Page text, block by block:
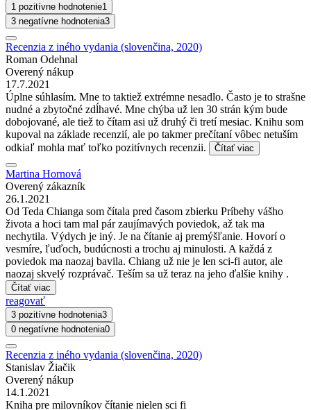
1 pozitívne hodnotenie1
3 negatívne hodnotenia3
Recenzia z iného vydania (slovenčina, 2020)
Roman Odehnal
Overený nákup
17.7.2021
Úplne súhlasím. Mne to taktiež extrémne nesadlo. Často je to strašne
nudné a zbytočné zdĺhavé. Mne chýba už len 30 strán kým bude
dobojované, ale tiež to čítam asi už druhý či tretí mesiac. Knihu som
kupoval na základe recenzií, ale po takmer prečítaní vôbec netuším
odkiaľ mohla mať toľko pozitívnych recenzii.
Čítať viac
Martina Hornová
Overený zákazník
26.1.2021
Od Teda Chianga som čítala pred časom zbierku Príbehy vášho
života a hoci tam mal pár zaujímavých poviedok, až tak ma
nechytila. Výdych je iný. Je na čítanie aj premýšľanie. Hovorí o
vesmíre, ľuďoch, budúcnosti a trochu aj minulosti. A každá z
poviedok ma naozaj bavila. Chiang už nie je len sci-fi autor, ale
naozaj skvelý rozprávač. Teším sa už teraz na jeho ďalšie knihy .
Čítať viac
reagovať
3 pozitívne hodnotenia3
0 negatívne hodnotenia0
Recenzia z iného vydania (slovenčina, 2020)
Stanislav Žiačik
Overený nákup
14.1.2021
Kniha pre milovníkov čítanie nielen sci fi